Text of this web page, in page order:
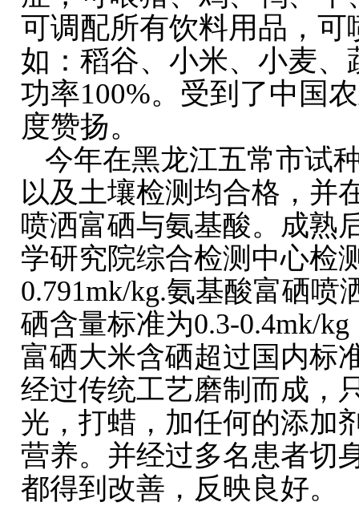
可调配所有饮料用品，
如：稻谷、小米、小麦
功率100%。受到了中国
度赞扬。
今年在黑龙江五常市试
以及土壤检测均合格，并
喷洒富硒与氨基酸。成熟
学研究院综合检测中心检
0.791mk/kg.氨基酸富硒喷
硒含量标准为0.3-0.4mk/
富硒大米含硒超过国内标
经过传统工艺磨制而成，
光，打蜡，加任何的添加
营养。并经过多名患者切
都得到改善，反映良好。